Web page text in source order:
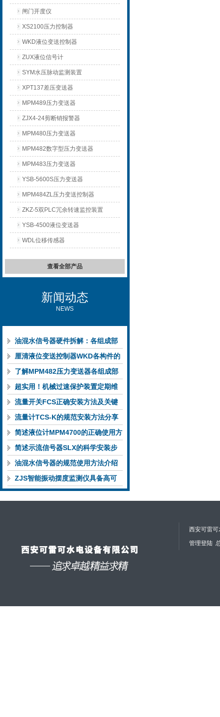
闸门开度仪
XS2100压力控制器
WKD液位变送控制器
ZUX液位信号计
SYM水压脉动监测装置
XPT137差压变送器
MPM489压力变送器
ZJX4-24剪断销报警器
MPM480压力变送器
MPM482数字型压力变送器
MPM483压力变送器
YSB-5600S压力变送器
MPM484ZL压力变送控制器
ZKZ-5双PLC冗余转速监控装置
YSB-4500液位变送器
WDL位移传感器
查看全部产品
新闻动态
NEWS
油混水信号器硬件拆解：各组成部
件的功能特点与性能指标
厘清液位变送控制器WKD各构件的
功能特性稳定完成液位监测
了解MPM482压力变送器各组成部
件功能特点有助于提升选型合理性
超实用！机械过速保护装置定期维
护保养方法大汇总
流量开关FCS正确安装方法及关键
要点专业分享
流量计TCS-K的规范安装方法分享
简述液位计MPM4700的正确使用方
法
简述示流信号器SLX的科学安装步
骤
油混水信号器的规范使用方法介绍
ZJS智能振动摆度监测仪具备高可
靠性与自诊断能力
西安可雷
管理登陆